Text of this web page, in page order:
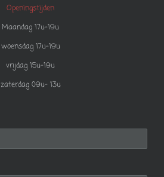
Openingstijden
Maandag 17u-19u
woensdag 17u-19u
vrijdag 15u-19u
zaterdag 09u- 13u